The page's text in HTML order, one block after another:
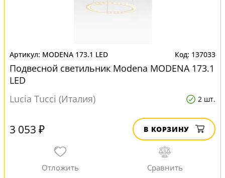
MODENA 173.1 LED 137033
Подвесной светильник Modena MODENA 173.1
LED
Lucia Tucci (Италия)
2 шт.
3 053 ₽ В КОРЗИНУ